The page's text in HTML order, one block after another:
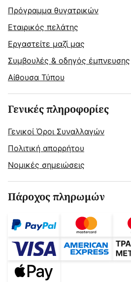
Πρόγραμμα θυγατρικών
Εταιρικός πελάτης
Εργαστείτε μαζί μας
Συμβουλές & οδηγός έμπνευσης
Αίθουσα Τύπου
Γενικές πληροφορίες
Γενικοί Όροι Συναλλαγών
Πολιτική απορρήτου
Νομικές σημειώσεις
Πάροχος πληρωμών